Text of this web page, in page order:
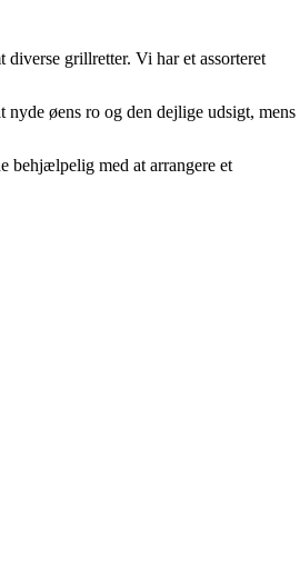
grillretter. Vi har et assorteret
øens ro og den dejlige udsigt, mens
behjælpelig med at arrangere et